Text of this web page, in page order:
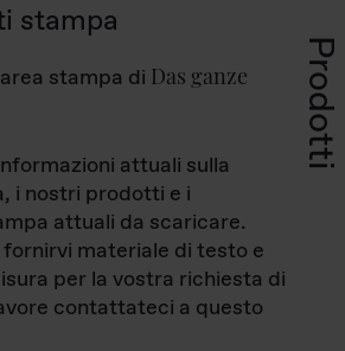
Prodotti
stampa
stampa di Das ganze
attuali sulla
i nostri prodotti e i
attuali da scaricare.
materiale di testo e
per la vostra richiesta di
contattateci a questo